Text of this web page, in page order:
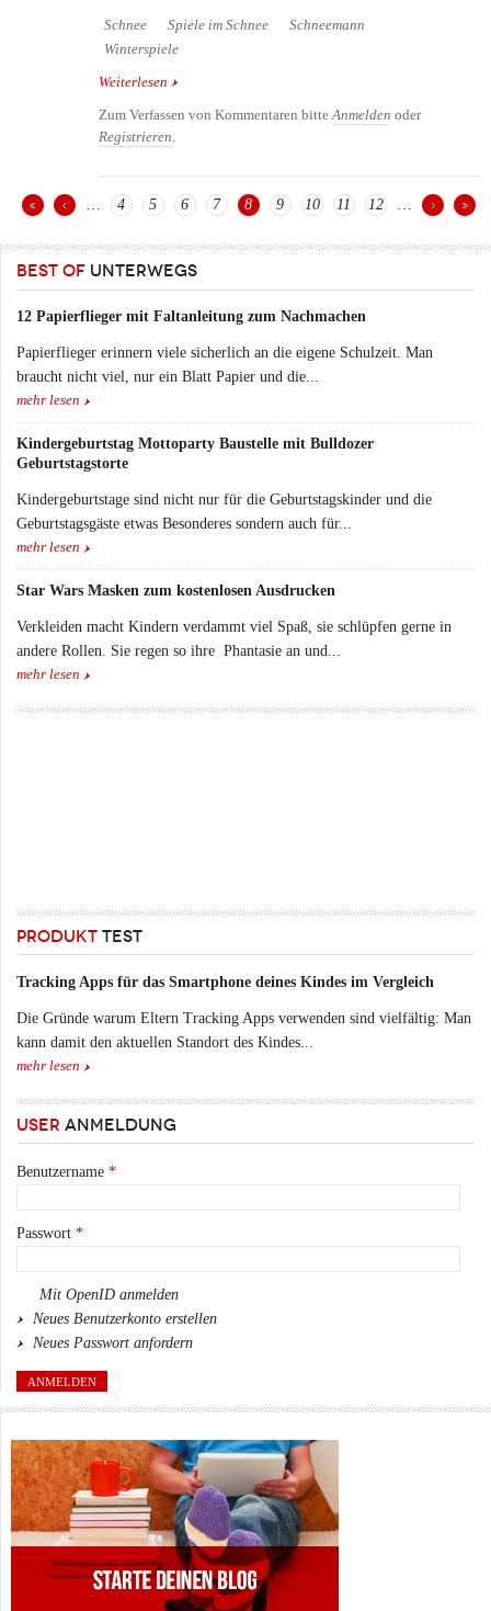
Schnee Spiele im Schnee
Schneemann
Winterspiele
Weiterlesen über Schneemann bauen mit Kindern - Die
Zum Verfassen von Kommentaren bitteAnmelden oder
Registrieren.
… 4 5 6 7 8 9 10 11 12 …
BEST OF UNTERWEGS
12 Papierflieger mit Faltanleitung zum Nachmachen
Papierflieger erinnern viele sicherlich an die eigene Schulzeit. Man
braucht nicht viel, nur ein Blatt Papier und die...
mehr lesen
Kindergeburtstag Mottoparty Baustelle mit Bulldozer
Geburtstagstorte
Kindergeburtstage sind nicht nur für die Geburtstagskinder und die
Geburtstagsgäste etwas Besonderes sondern auch für...
mehr lesen
Star Wars Masken zum kostenlosen Ausdrucken
Verkleiden macht Kindern verdammt viel Spaß, sie schlüpfen gerne in
andere Rollen. Sie regen so ihre Phantasie an und...
mehr lesen
PRODUKT TEST
Tracking Apps für das Smartphone deines Kindes im Vergleich
Die Gründe warum Eltern Tracking Apps verwenden sind vielfältig: Man
kann damit den aktuellen Standort des Kindes...
mehr lesen
USER ANMELDUNG
Benutzername *
Passwort *
Mit OpenID anmelden
Neues Benutzerkonto erstellen
Neues Passwort anfordern